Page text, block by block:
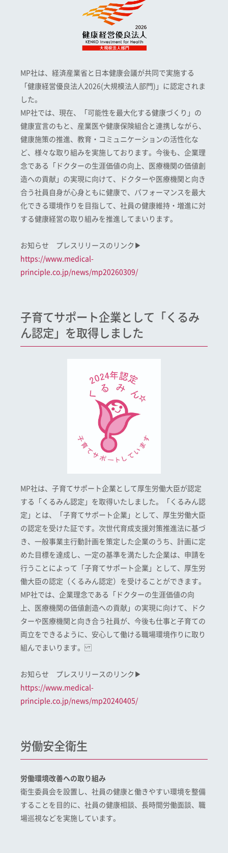
MP社は、経済産業省と日本健康会議が共同で実施する
「健康経営優良法人2026(大規模法人部門)」に認定されま
した。
MP社では、現在、「可能性を最大化する健康づくり」の
健康宣言のもと、産業医や健康保険組合と連携しながら、
健康施策の推進、教育・コミュニケーションの活性化な
ど、様々な取り組みを実施しております。今後も、企業理
念である「ドクターの生涯価値の向上、医療機関の価値創
造への貢献」の実現に向けて、ドクターや医療機関と向き
合う社員自身が心身ともに健康で、パフォーマンスを最大
化できる環境作りを目指して、社員の健康維持・増進に対
する健康経営の取り組みを推進してまいります。
お知らせ プレスリリースのリンク▶
https://www.medical-
principle.co.jp/news/mp20260309/
子育てサポート企業として「くるみ
ん認定」を取得しました
MP社は、子育てサポート企業として厚生労働大臣が認定
する「くるみん認定」を取得いたしました。「くるみん認
定」とは、「子育てサポート企業」として、厚生労働大臣
の認定を受けた証です。次世代育成支援対策推進法に基づ
き、一般事業主行動計画を策定した企業のうち、計画に定
めた目標を達成し、一定の基準を満たした企業は、申請を
行うことによって「子育てサポート企業」として、厚生労
働大臣の認定（くるみん認定）を受けることができます。
MP社では、企業理念である「ドクターの生涯価値の向
上、医療機関の価値創造への貢献」の実現に向けて、ドク
ターや医療機関と向き合う社員が、今後も仕事と子育ての
両立をできるように、安心して働ける職場環境作りに取り
組んでまいります。
お知らせ プレスリリースのリンク▶
https://www.medical-
principle.co.jp/news/mp20240405/
労働安全衛生
労働環境改善への取り組み
衛生委員会を設置し、社員の健康と働きやすい環境を整備
することを目的に、社員の健康相談、長時間労働面談、職
場巡視などを実施しています。